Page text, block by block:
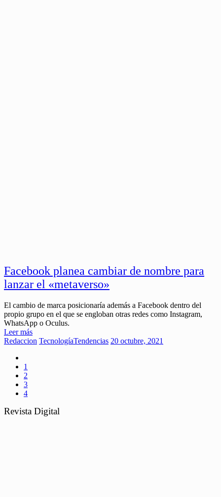
Facebook planea cambiar de nombre para
lanzar el «metaverso»
El cambio de marca posicionaría además a Facebook dentro del
propio grupo en el que se engloban otras redes como Instagram,
WhatsApp o Oculus.
Leer más
Redaccion TecnologíaTendencias 20 octubre, 2021
1
2
3
4
Revista Digital